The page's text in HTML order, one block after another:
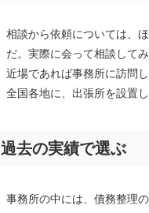
相談から依頼については、
だ。実際に会って相談して
近場であれば事務所に訪問
全国各地に、出張所を設置
過去の実績で選ぶ
事務所の中には、債務整理